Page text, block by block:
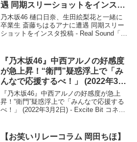
遇 同期スリーショットをインスタ
投稿 – Real Sound
乃木坂46 樋口日奈、生田絵梨花と一緒に
卒業生 斎藤ちはるアナに遭遇 同期スリー
ショットをインスタ投稿 - Real Sound「乃
に遭遇 同期スリーショットを...
『乃木坂46』中西アルノの好感度
が急上昇！“衛門”疑惑浮上で「み
んなで応援するべ！」 (2022年3月
2日) – Excite Bit コネタ
『乃木坂46』中西アルノの好感度が急上
昇！“衛門”疑惑浮上で「みんなで応援する
べ！」 (2022年3月2日) - Excite Bit コネタ
「みんなで応援す...
【お笑いリレーコラム 岡田ちほ】